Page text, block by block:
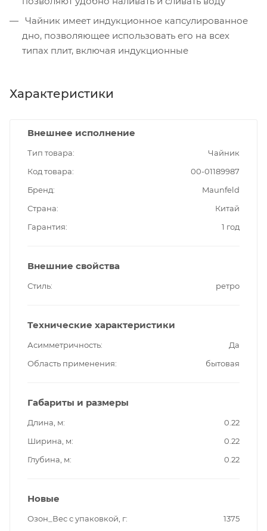
Чайник имеет индукционное капсулированное
дно, позволяющее использовать его на всех
типах плит, включая индукционные
Характеристики
Внешнее исполнение
Тип товара
Чайник
Код товара
00-01189987
Бренд
Maunfeld
Страна
Китай
Гарантия
1 год
Внешние свойства
Стиль ретро
Технические характеристики
Асимметричность
Да
Область применения
бытовая
Габариты и размеры
Длина, м
0.22
Ширина, м
0.22
Глубина, м
0.22
Новые
Озон_Вес с упаковкой, г
1375